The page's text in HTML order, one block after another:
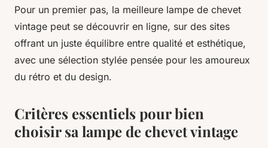
Pour un premier pas, la meilleure lampe de chevet
vintage peut se découvrir en ligne, sur des sites
offrant un juste équilibre entre qualité et esthétique,
avec une sélection stylée pensée pour les amoureux
du rétro et du design.
Critères essentiels pour bien
choisir sa lampe de chevet vintage